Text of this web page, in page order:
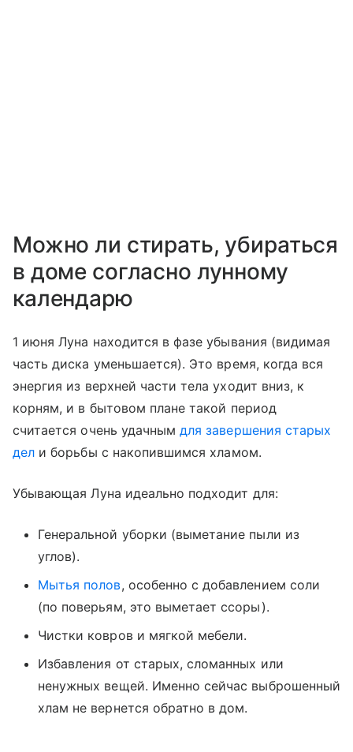
Можно ли стирать, убираться
в доме согласно лунному
календарю
1 июня Луна находится в фазе убывания (видимая
часть диска уменьшается). Это время, когда вся
энергия из верхней части тела уходит вниз, к
корням, и в бытовом плане такой период
считается очень удачнымдля завершения старых
дел и борьбы с накопившимся хламом.
Убывающая Луна идеально подходит для:
Генеральной уборки (выметание пыли из
углов).
Мытья полов, особенно с добавлением соли
(по поверьям, это выметает ссоры).
Чистки ковров и мягкой мебели.
Избавления от старых, сломанных или
ненужных вещей. Именно сейчас выброшенный
хлам не вернется обратно в дом.